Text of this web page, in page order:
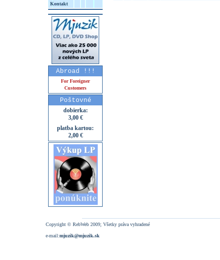
Kontakt
Abroad !!!
For Foreigner
Customers
Poštovné
dobierka:
3,00 €
platba kartou:
2,00 €
Copyright © RebWeb 2009; Všetky práva vyhradené
e-mail:mjuzik@mjuzik.sk